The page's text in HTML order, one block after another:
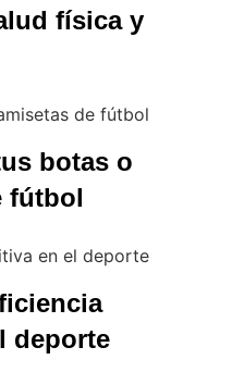
física y
botas o
fútbol
deporte